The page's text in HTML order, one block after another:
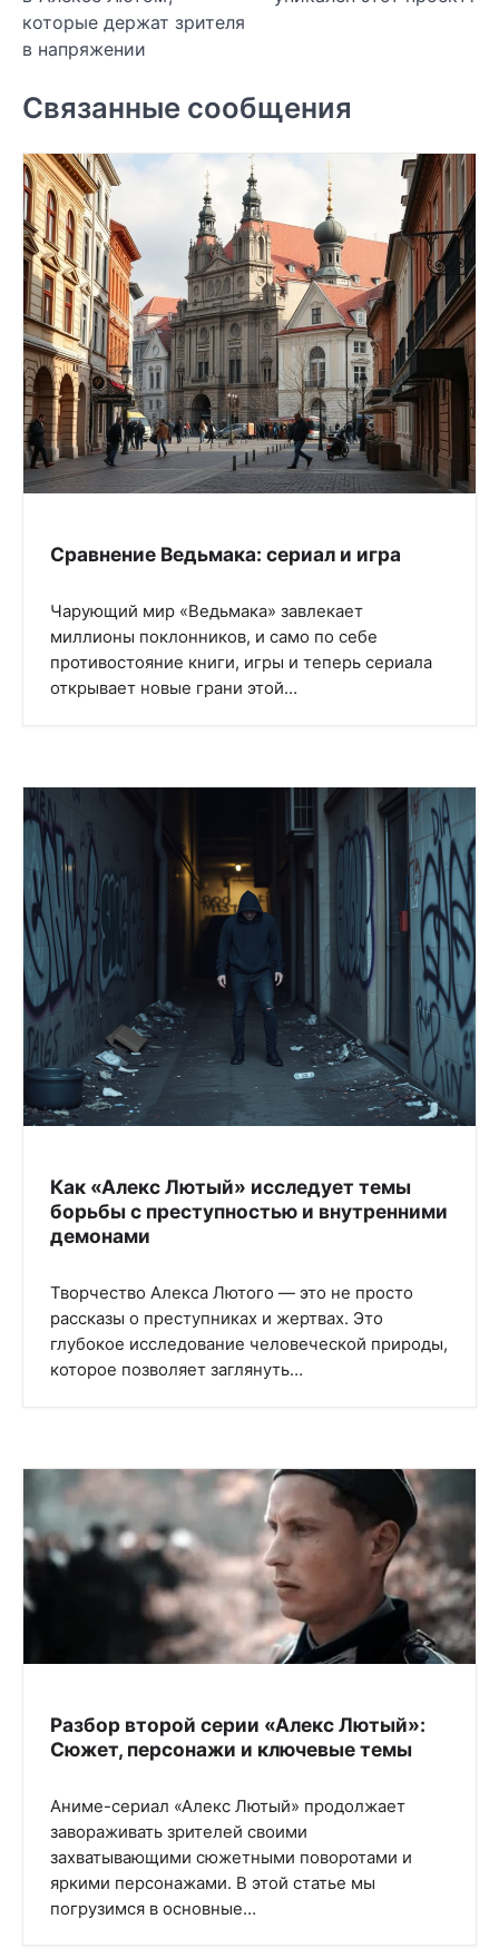
которые держат зрителя
в напряжении
Связанные сообщения
Сравнение Ведьмака: сериал и игра
Чарующий мир «Ведьмака» завлекает
миллионы поклонников, и само по себе
противостояние книги, игры и теперь сериала
открывает новые грани этой…
Как «Алекс Лютый» исследует темы
борьбы с преступностью и внутренними
демонами
Творчество Алекса Лютого — это не просто
рассказы о преступниках и жертвах. Это
глубокое исследование человеческой природы,
которое позволяет заглянуть…
Разбор второй серии «Алекс Лютый»:
Сюжет, персонажи и ключевые темы
Аниме-сериал «Алекс Лютый» продолжает
завораживать зрителей своими
захватывающими сюжетными поворотами и
яркими персонажами. В этой статье мы
погрузимся в основные…